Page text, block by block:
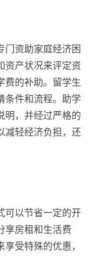
门资助家庭经济困
资产状况来评定资
费的补助。留学生
条件和流程。助学
明，并经过严格的
减轻经济负担，还
可以节省一定的开
享房租和生活费
受特殊的优惠，